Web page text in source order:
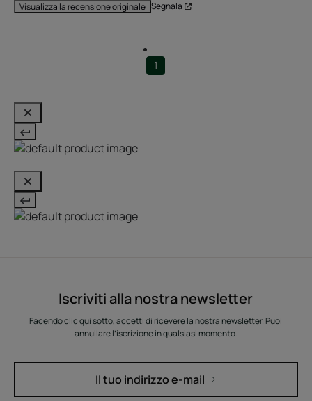
Visualizza la recensione originale Segnala
1
Iscriviti alla nostra newsletter
Facendo clic qui sotto, accetti di ricevere la nostra newsletter. Puoi
annullare l’iscrizione in qualsiasi momento.
Il tuo indirizzo e-mail